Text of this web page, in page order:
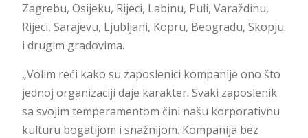
Zagrebu, Osijeku, Rijeci, Labinu, Puli, Varaždinu,
Rijeci, Sarajevu, Ljubljani, Kopru, Beogradu, Skopju
i drugim gradovima.
„Volim reći kako su zaposlenici kompanije ono što
jednoj organizaciji daje karakter. Svaki zaposlenik
sa svojim temperamentom čini našu korporativnu
kulturu bogatijom i snažnijom. Kompanija bez